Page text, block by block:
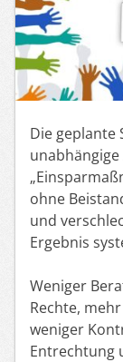
Die geplante
ohne
und
Ergebnis
Weniger
Rechte,
weniger
Entrechtung